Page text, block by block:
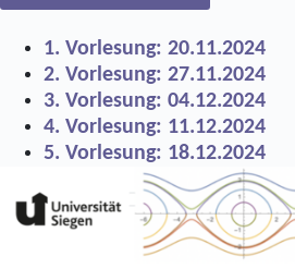
1. Vorlesung: 20.11.2024
2. Vorlesung: 27.11.2024
3. Vorlesung: 04.12.2024
4. Vorlesung: 11.12.2024
5. Vorlesung: 18.12.2024